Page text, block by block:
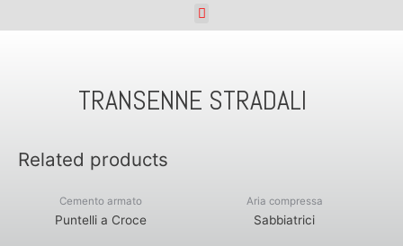
TRANSENNE STRADALI
Related products
Cemento armato
Puntelli a Croce
Aria compressa
Sabbiatrici